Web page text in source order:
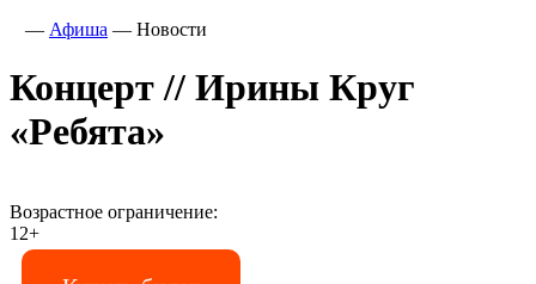
— Афиша — Новости
Концерт // Ирины Круг
«Ребята»
Возрастное ограничение:
12+